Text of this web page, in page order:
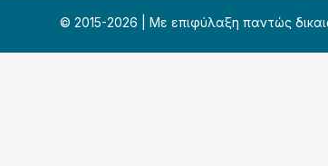
© 2015-2026 | Με επιφύλαξη παντώς